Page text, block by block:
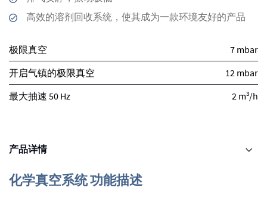
高效的溶剂回收系统，使其成为一款环境友好的产品
极限真空
7 mbar
开启气镇的极限真空
12 mbar
最大抽速 50 Hz
2 m3/h
产品详情
化学真空系统 功能描述